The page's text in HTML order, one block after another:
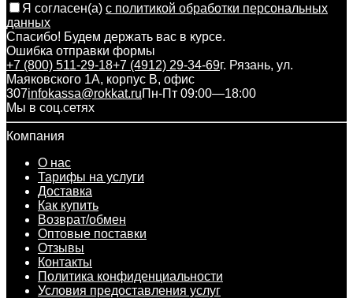
Я согласен(a) с политикой обработки персональных
данных
Спасибо! Будем держать вас в курсе.
Ошибка отправки формы
+7 (800) 511-29-18+7 (4912) 29-34-69г. Рязань, ул.
Маяковского 1А, корпус B, офис
307infokassa@rokkat.ruПн-Пт 09:00—18:00
Мы в соц.сетях
Компания
О нас
Тарифы на услуги
Доставка
Как купить
Возврат/обмен
Оптовые поставки
Отзывы
Контакты
Политика конфиденциальности
Условия предоставления услуг